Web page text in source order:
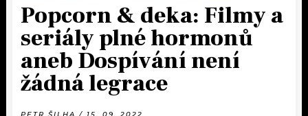
MIX
OSTATNÍ
Popcorn & deka: Filmy a
seriály plné hormonů
aneb Dospívání není
žádná legrace